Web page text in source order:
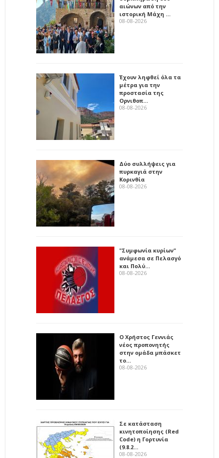
αιώνων από την
ιστορική Μάχη …
08-08-2026
Έχουν ληφθεί όλα τα
μέτρα για την
προστασία της
Ορνιθοπ…
08-08-2026
Δύο συλλήψεις για
πυρκαγιά στην
Κορινθία
08-08-2026
"Συμφωνία κυρίων"
ανάμεσα σε Πελασγό
και Πολύ…
08-08-2026
Ο Χρήστος Γεννιάς
νέος προπονητής
στην ομάδα μπάσκετ
το…
08-08-2026
Σε κατάσταση
κινητοποίησης (Red
Code) η Γορτυνία
(9.8.2…
08-08-2026